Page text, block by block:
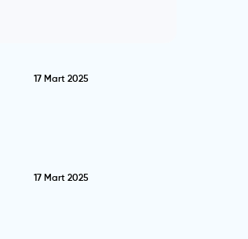
17 Mart 2025
17 Mart 2025